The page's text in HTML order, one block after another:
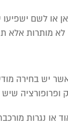
או לשם ישפיעו
לא מותרות אלא
יש בחירה
ופרופורציה שיש
או נגרות